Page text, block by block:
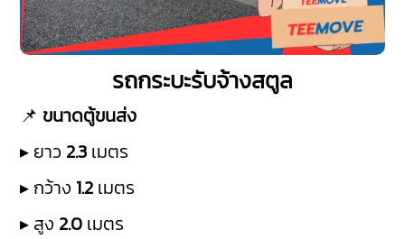
รถกระบะรับจ้างสตูล
📌 ขนาดตู้ขนส่ง
▸ ยาว 2.3 เมตร
▸ กว้าง 1.2 เมตร
▸ สูง 2.0 เมตร